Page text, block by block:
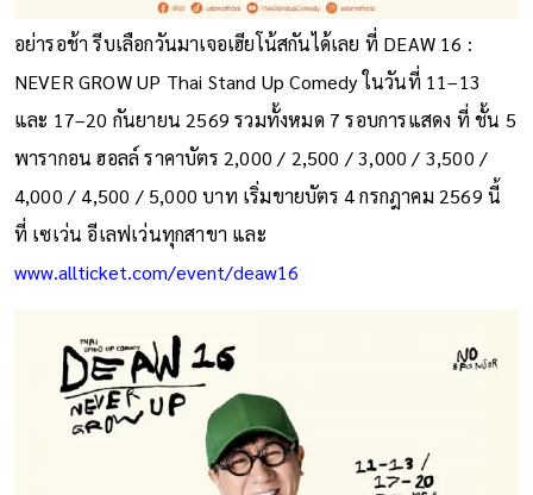
อย่ารอช้า รีบเลือกวันมาเจอเฮียโน้สกันได้เลย ที่ DEAW 16 :
NEVER GROW UP Thai Stand Up Comedy ในวันที่ 11–13
และ 17–20 กันยายน 2569 รวมทั้งหมด 7 รอบการแสดง ที่ ชั้น 5
พารากอน ฮอลล์ ราคาบัตร 2,000 / 2,500 / 3,000 / 3,500 /
4,000 / 4,500 / 5,000 บาท เริ่มขายบัตร 4 กรกฎาคม 2569 นี้
ที่ เซเว่น อีเลฟเว่นทุกสาขา และ
www.allticket.com/event/deaw16